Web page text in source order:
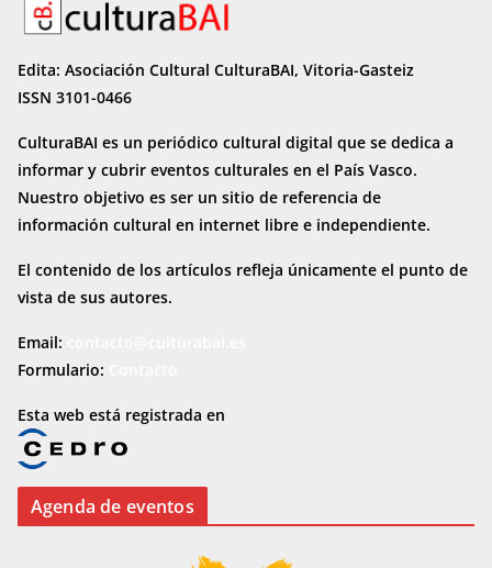
Edita: Asociación Cultural CulturaBAI, Vitoria-Gasteiz
ISSN 3101-0466
CulturaBAI es un periódico cultural digital que se dedica a
informar y cubrir eventos culturales en el País Vasco.
Nuestro objetivo es ser un sitio de referencia de
información cultural en internet libre e independiente.
El contenido de los artículos refleja únicamente el punto de
vista de sus autores.
Email:
Formulario:
Esta web está registrada en
Agenda de eventos